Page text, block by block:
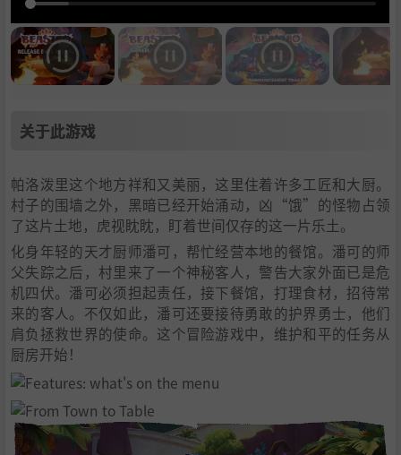
关于此游戏
帕洛泼里这个地方祥和又美丽，这里住着许多工匠和大厨。
村子的围墙之外，黑暗已经开始涌动，凶“饿”的怪物占领
了这片土地，虎视眈眈，盯着世间仅存的这一片乐土。
化身年轻的天才厨师潘可，帮忙经营本地的餐馆。潘可的师
父失踪之后，村里来了一个神秘客人，警告大家外面已是危
机四伏。潘可必须担起责任，接下餐馆，打理食材，招待常
来的客人。不仅如此，潘可还要接待勇敢的护界勇士，他们
肩负拯救世界的使命。这个冒险游戏中，维护和平的任务从
厨房开始！